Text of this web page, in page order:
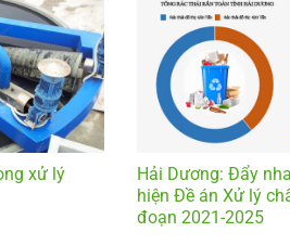
xử lý
Hải Dương: Đẩy
hiện Đề án Xử lý
đoạn 2021-2025